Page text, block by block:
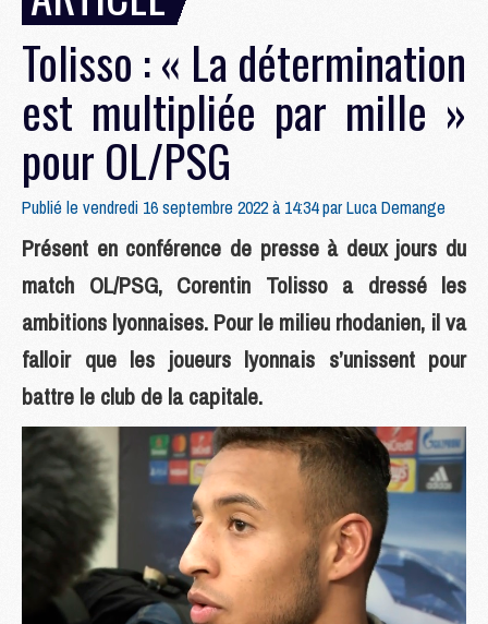
Tolisso : « La détermination
est multipliée par mille »
pour OL/PSG
Publié le vendredi 16 septembre 2022 à 14:34 parLuca Demange
Présent en conférence de presse à deux jours du
match OL/PSG, Corentin Tolisso a dressé les
ambitions lyonnaises. Pour le milieu rhodanien, il va
falloir que les joueurs lyonnais s’unissent pour
battre le club de la capitale.